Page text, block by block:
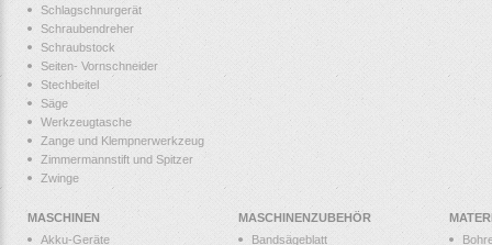
Schlagschnurgerät
Schraubendreher
Schraubstock
Seiten- Vornschneider
Stechbeitel
Säge
Werkzeugtasche
Zange und Klempnerwerkzeug
Zimmermannstift und Spitzer
Zwinge
MASCHINEN
Akku-Geräte
MASCHINENZUBEHÖR
Bandsägeblatt